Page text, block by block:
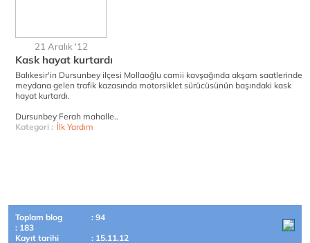
21 Aralık '12
Kask hayat kurtardı
Balıkesir'in Dursunbey ilçesi Mollaoğlu camii kavşağında akşam saatlerinde
meydana gelen trafik kazasında motorsiklet sürücüsünün başındaki kask
hayat kurtardı.
Dursunbey Ferah mahalle..
Kategori : İlk Yardım
Toplam blog
: 94
: 183
Kayıt tarihi
: 15.11.12